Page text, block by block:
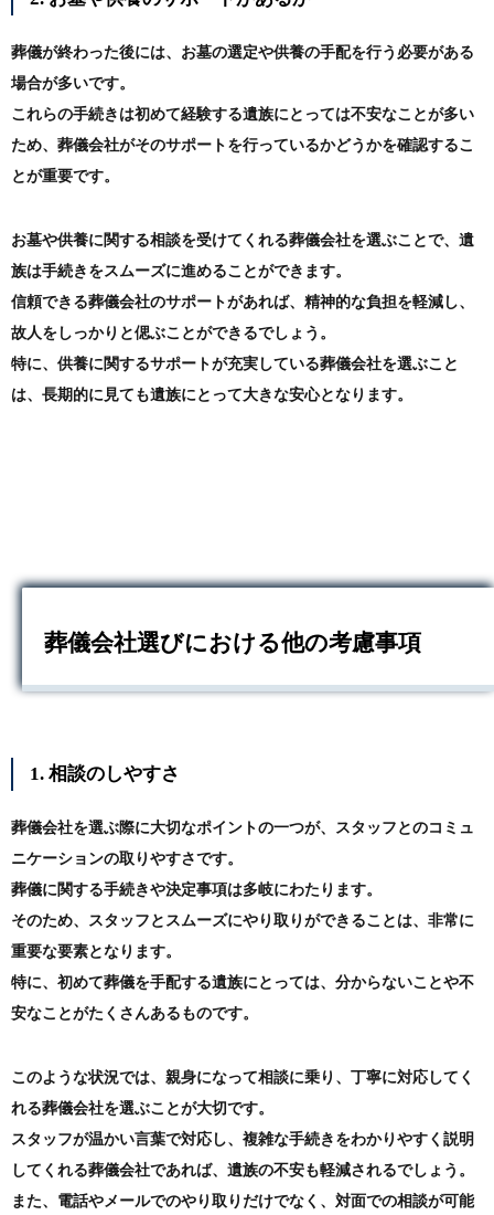
葬儀が終わった後には、お墓の選定や供養の手配を行う必要がある
場合が多いです。
これらの手続きは初めて経験する遺族にとっては不安なことが多い
ため、葬儀会社がそのサポートを行っているかどうかを確認するこ
とが重要です。
お墓や供養に関する相談を受けてくれる葬儀会社を選ぶことで、遺
族は手続きをスムーズに進めることができます。
信頼できる葬儀会社のサポートがあれば、精神的な負担を軽減し、
故人をしっかりと偲ぶことができるでしょう。
特に、供養に関するサポートが充実している葬儀会社を選ぶこと
は、長期的に見ても遺族にとって大きな安心となります。
葬儀会社選びにおける他の考慮事項
1. 相談のしやすさ
葬儀会社を選ぶ際に大切なポイントの一つが、スタッフとのコミュ
ニケーションの取りやすさです。
葬儀に関する手続きや決定事項は多岐にわたります。
そのため、スタッフとスムーズにやり取りができることは、非常に
重要な要素となります。
特に、初めて葬儀を手配する遺族にとっては、分からないことや不
安なことがたくさんあるものです。
このような状況では、親身になって相談に乗り、丁寧に対応してく
れる葬儀会社を選ぶことが大切です。
スタッフが温かい言葉で対応し、複雑な手続きをわかりやすく説明
してくれる葬儀会社であれば、遺族の不安も軽減されるでしょう。
また、電話やメールでのやり取りだけでなく、対面での相談が可能